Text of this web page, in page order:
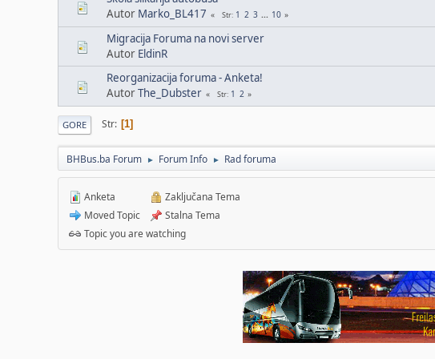
Autor Marko_BL417 Str 1 2 3 ... 10
Migracija Foruma na novi server
Autor EldinR
Reorganizacija foruma - Anketa!
AutorThe_Dubster Str 1 2
GORE Str 1
BHBus.ba Forum ► Forum Info ► Rad foruma
Anketa
Moved Topic
Zaključana Tema
Stalna Tema
Topic you are watching